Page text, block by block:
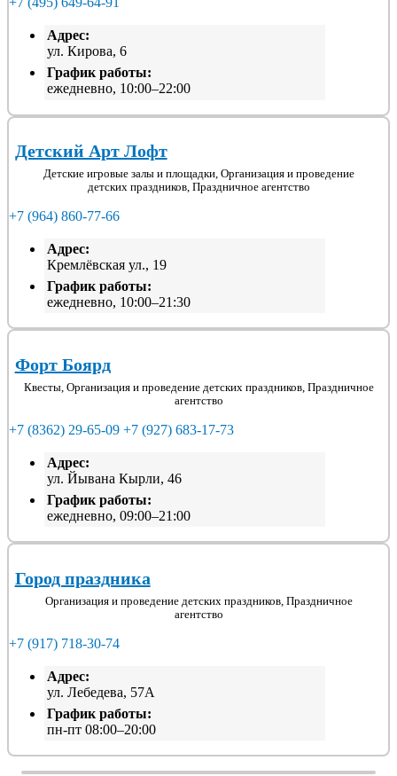
Адрес:
ул. Кирова, 6
График работы:
ежедневно, 10:00–22:00
Детский Арт Лофт
Детские игровые залы и площадки, Организация и проведение
детских праздников, Праздничное агентство
+7 (964) 860-77-66
Адрес:
Кремлёвская ул., 19
График работы:
ежедневно, 10:00–21:30
Форт Боярд
Квесты, Организация и проведение детских праздников, Праздничное
агентство
+7 (8362) 29-65-09 +7 (927) 683-17-73
Адрес:
ул. Йывана Кырли, 46
График работы:
ежедневно, 09:00–21:00
Город праздника
Организация и проведение детских праздников, Праздничное
агентство
+7 (917) 718-30-74
Адрес:
ул. Лебедева, 57А
График работы:
пн-пт 08:00–20:00